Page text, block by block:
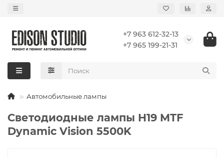
+7 963 612-32-13
+7 965 199-21-31
Автомобильные лампы
Светодиодные лампы H19 MTF
Dynamic Vision 5500K